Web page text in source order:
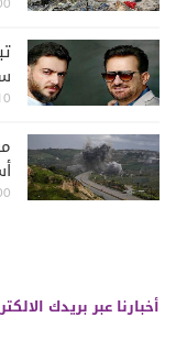
07
08
07
أخبارنا عبر بريدك